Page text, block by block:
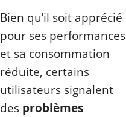
Bien qu’il soit apprécié
pour ses performances
et sa consommation
réduite, certains
utilisateurs signalent
des problèmes